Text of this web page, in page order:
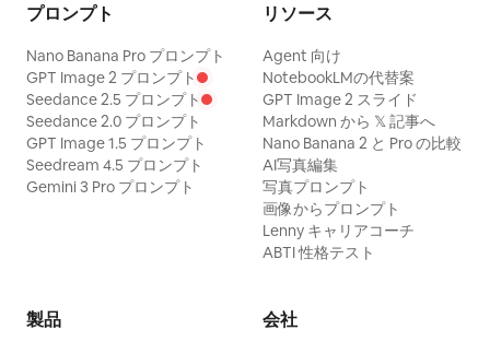
プロンプト
Nano Banana Pro プロンプト
GPT Image 2 プロンプト
Seedance 2.5 プロンプト
Seedance 2.0 プロンプト
GPT Image 1.5 プロンプト
Seedream 4.5 プロンプト
Gemini 3 Pro プロンプト
リソース
Agent 向け
NotebookLMの代替案
GPT Image 2 スライド
Markdown から 𝕏 記事へ
Nano Banana 2 と Pro の比較
AI写真編集
写真プロンプト
画像からプロンプト
Lenny キャリアコーチ
ABTI 性格テスト
製品 会社